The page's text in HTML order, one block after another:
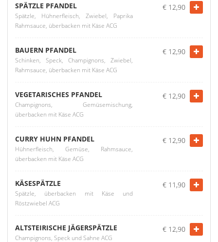
SPÄTZLE PFANDEL
Spätzle, Hühnerfleisch, Zwiebel, Paprika
Rahmsauce, überbacken mit Käse ACG
€ 12,90
BAUERN PFANDEL
Schinken, Speck, Champignons, Zwiebel,
Rahmsauce, überbacken mit Käse ACG
€ 12,90
VEGETARISCHES PFANDEL
Champignons, Gemüsemischung,
überbacken mit Käse ACG
€ 12,90
CURRY HUHN PFANDEL
Hühnerfleisch, Gemüse, Rahmsauce,
überbacken mit Käse ACG
€ 12,90
KÄSESPÄTZLE
Spätzle, überbacken mit Käse und
Röstzwiebel ACG
€ 11,90
ALTSTEIRISCHE JÄGERSPÄTZLE
Champignons, Speck und Sahne ACG
€ 12,90